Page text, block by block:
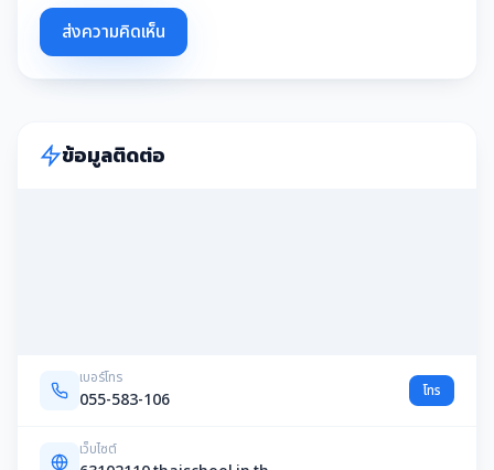
ส่งความคิดเห็น
ข้อมูลติดต่อ
เบอร์โทร
055-583-106 โทร
เว็บไซต์